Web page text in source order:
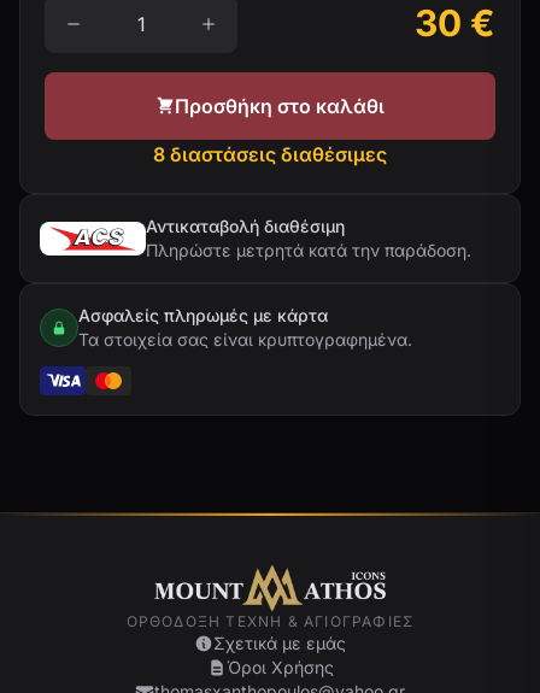
30 €
Προσθήκη στο καλάθι
8 διαστάσεις διαθέσιμες
Αντικαταβολή διαθέσιμη
Πληρώστε μετρητά κατά την παράδοση.
Ασφαλείς πληρωμές με κάρτα
Τα στοιχεία σας είναι κρυπτογραφημένα.
ΟΡΘΌΔΟΞΗ ΤΈΧΝΗ & ΑΓΙΟΓΡΑΦΊΕΣ
Σχετικά με εμάς
Όροι Χρήσης